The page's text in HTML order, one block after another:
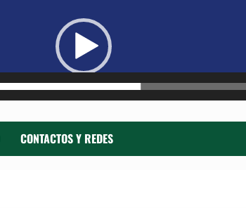
CONTACTOS Y REDES